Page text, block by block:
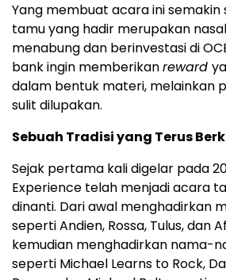
Yang membuat acara ini semakin
tamu yang hadir merupakan
menabung dan berinvestasi di
bank ingin memberikanreward
dalam bentuk materi, melainkan
sulit dilupakan.
Sebuah Tradisi yang Terus
Sejak pertama kali digelar pada
Experience telah menjadi acara
dinanti. Dari awal menghadirkan
seperti Andien, Rossa, Tulus, dan
kemudian menghadirkan nama-
seperti Michael Learns to Rock,